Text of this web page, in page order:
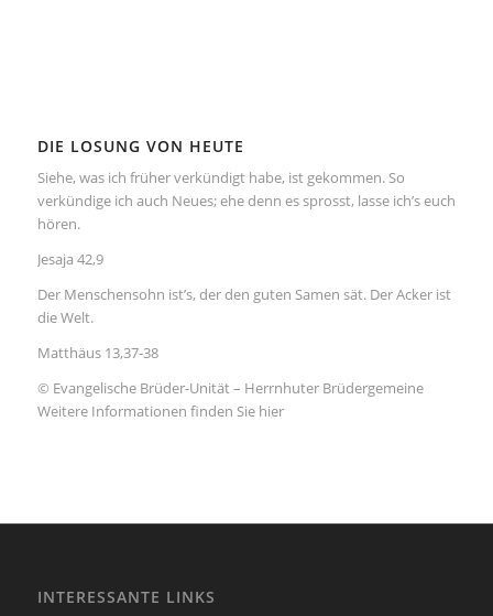
DIE LOSUNG VON HEUTE
Siehe, was ich früher verkündigt habe, ist gekommen. So
verkündige ich auch Neues; ehe denn es sprosst, lasse ich’s euch
hören.
Jesaja 42,9
Der Menschensohn ist’s, der den guten Samen sät. Der Acker ist
die Welt.
Matthäus 13,37-38
© Evangelische Brüder-Unität – Herrnhuter Brüdergemeine
Weitere Informationen finden Sie hier
INTERESSANTE LINKS